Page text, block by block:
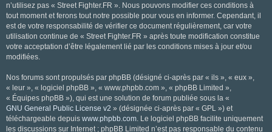
n’utilisez pas « Street Fighter.FR ». Nous pouvons modifier ces conditions à
tout moment et ferons tout notre possible pour vous en informer. Cependant, il
est de votre responsabilité de vérifier ce document régulièrement, car votre
utilisation continue de « Street Fighter.FR » après toute modification constitue
votre acceptation d’être légalement lié par les conditions mises à jour et/ou
modifiées.
Nos forums sont propulsés par phpBB (désigné ci-après par « ils », « eux »,
« leur », « logiciel phpBB », « www.phpbb.com », « phpBB Limited »,
« Équipes phpBB »), qui est une solution de forum publiée sous la «
GNU General Public License v2 » (désignée ci-après par « GPL ») et
téléchargeable depuis www.phpbb.com. Le logiciel phpBB facilite uniquement
les discussions sur Internet ; phpBB Limited n’est pas responsable du contenu